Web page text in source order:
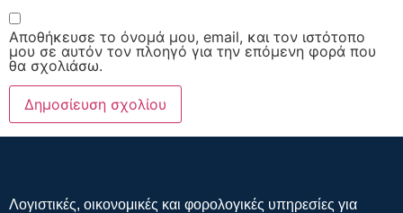
Αποθήκευσε το όνομά μου, email, και τον ιστότοπο
μου σε αυτόν τον πλοηγό για την επόμενη φορά που
θα σχολιάσω.
Λογιστικές, οικονομικές και φορολογικές υπηρεσίες για